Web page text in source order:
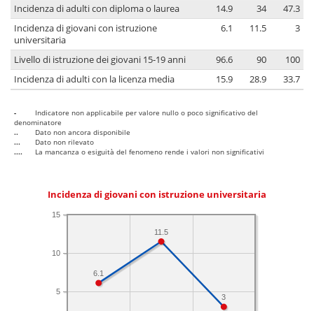
Incidenza di adulti con diploma o laurea 14.9 34
47.3
Incidenza di giovani con istruzione
universitaria
6.1 11.5 3
Livello di istruzione dei giovani 15-19 anni 96.6 90
100
Incidenza di adulti con la licenza media
15.9 28.9 33.7
-
Indicatore non applicabile per valore nullo o poco significativo del
denominatore
..
Dato non ancora disponibile
...
Dato non rilevato
....
La mancanza o esiguità del fenomeno rende i valori non significativi
Incidenza di giovani con istruzione universitaria
5
10
15
3
11.5
6.1